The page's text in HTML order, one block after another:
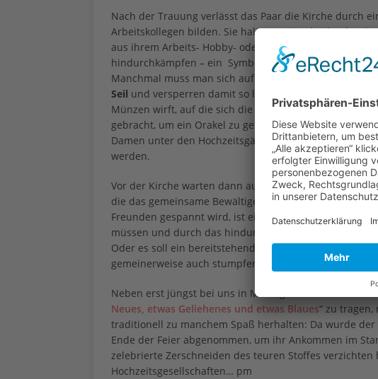
Nach der Trauung verlässt das Paar die Kirche durch
Arbeitskollegen bilden. Sie halten Zweige hoch oder
aus ihrem Arbeits- Hobby- oder Sportbereich. Dort soll
hindurchkämpfen – ein Symbol für zu erwartende
Manchmal muss man sich auf frei kaufen: In einigen
Seil und versperren damit so lange den Weg, bis der
Münzen wirft, auf die sich die Kinder dann stürzen.
gebracht, um ein Orakel zu geben: Traditionell wirft
Damen unter den Hochzeitsgästen… und diejenige, die
werden.
Vor der Kirche warten dann auch vielleicht
die das gemeinsame Bewältigen des Lebens
Freunden gespannt wird, ist ein Herz aufgemalt, das
müssen und durch das hindurch der Bräutigam dann
Oder es soll ein bereitstehender
Baumstamm
vom
gemeinerweise auch stumpfer) Säge gemeinsam
Neben erst jüngst bei uns in Mode gekommenen
Neues, etwas Geliehenes und etwas Blaues“ zu
traditionell zu manchem Spaß herhalten: Da wurde der
Ende der Feier abgenommen, um ihr Ankommen im
zelebrierte Zerschneiden des teuren Stoffes
Hochzeitsgesellschaften… pm